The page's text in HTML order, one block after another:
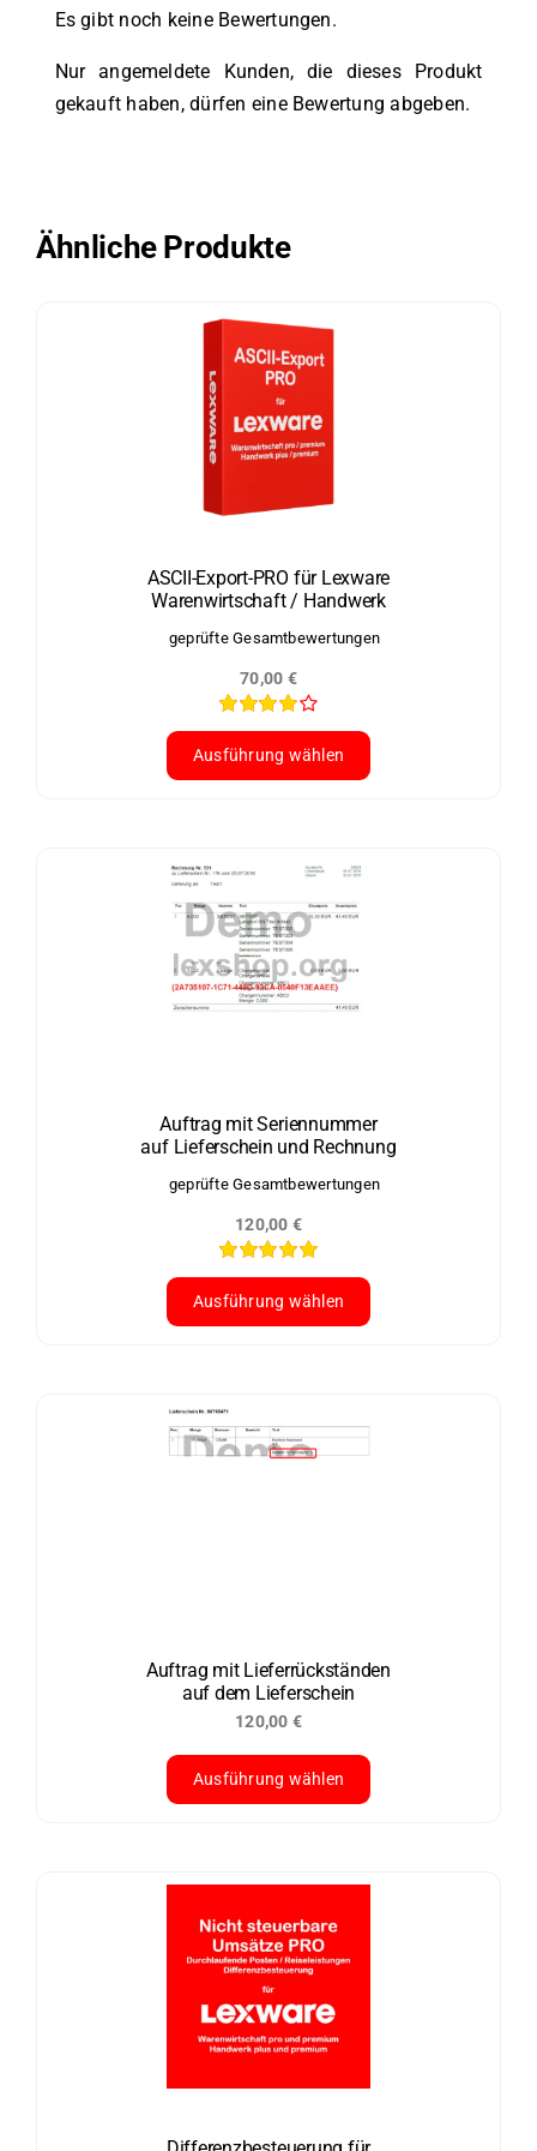
Es gibt noch keine Bewertungen.
Nur angemeldete Kunden, die dieses Produkt
gekauft haben, dürfen eine Bewertung abgeben.
Ähnliche Produkte
ASCII-Export-PRO für Lexware
Warenwirtschaft / Handwerk
Bewertet
mit4.00
von 5
geprüfte Gesamtbewertungen
70,00 €
Ausführung wählen
weist
mehrere
Varianten
auf.
Die
der
Produktseite
gewählt
Auftrag mit Seriennummer
auf Lieferschein und Rechnung
Bewertet
mit5.00 von
geprüfte Gesamtbewertungen
120,00 €
Ausführung wählen
weist
mehrere
der
Produktseite
werden
Auftrag mit Lieferrückständen
auf dem Lieferschein
120,00 €
Ausführung wählen
weist
mehrere
Varianten
Optionen
der